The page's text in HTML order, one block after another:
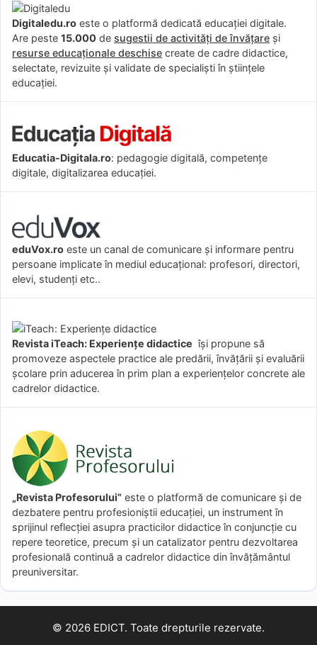
Digitaledu.ro este o platformă dedicată educației digitale.
Are peste 15.000 de sugestii de activități de învățare și
resurse educaționale deschise create de cadre didactice,
selectate, revizuite și validate de specialiști în științele
educației.
Educatia-Digitala.ro: pedagogie digitală, competențe
digitale, digitalizarea educației.
eduVox.ro este un canal de comunicare și informare pentru
persoane implicate în mediul educațional: profesori, directori,
elevi, studenți etc..
Revista iTeach: Experienţe didactice îşi propune să
promoveze aspectele practice ale predării, învăţării şi evaluării
şcolare prin aducerea în prim plan a experienţelor concrete ale
cadrelor didactice.
„Revista Profesorului” este o platformă de comunicare și de
dezbatere pentru profesioniștii educației, un instrument în
sprijinul reflecției asupra practicilor didactice în conjuncție cu
repere teoretice, precum și un catalizator pentru dezvoltarea
profesională continuă a cadrelor didactice din învățământul
preuniversitar.
© 2026 EDICT. Toate drepturile rezervate.